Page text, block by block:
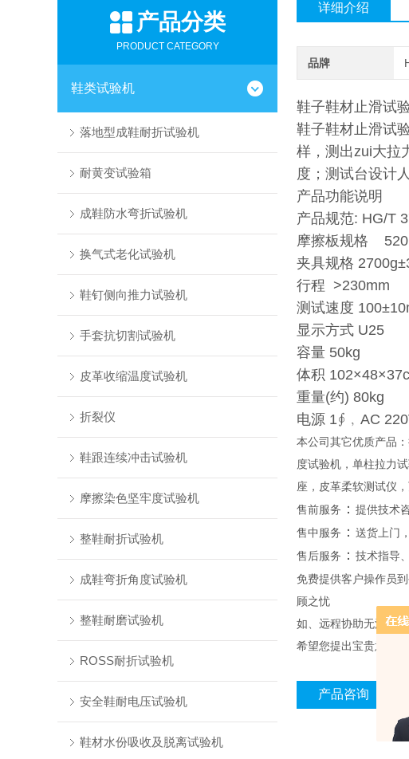
产品分类
PRODUCT CATEGORY
鞋类试验机
落地型成鞋耐折试验机
耐黄变试验箱
成鞋防水弯折试验机
换气式老化试验机
鞋钉侧向推力试验机
手套抗切割试验机
皮革收缩温度试验机
折裂仪
鞋跟连续冲击试验机
摩擦染色坚牢度试验机
整鞋耐折试验机
成鞋弯折角度试验机
整鞋耐磨试验机
ROSS耐折试验机
安全鞋耐电压试验机
鞋材水份吸收及脱离试验机
详细介绍
品牌
鞋子鞋材止滑试
鞋子鞋材止滑试
样，测出zui大拉
度；测试台设计
产品功能说明
产品规范: HG/T
摩擦板规格
夹具规格
行程 >230mm
测试速度
显示方式 U25
容量 50kg
体积
重量(约) 80kg
电源 1∮﹐AC
本公司其它优质产品
度试验机，单柱拉力
座，皮革柔软测试仪
售前服务 ： 提供技术
售中服务 ： 送货上门
售后服务 ： 技术指导
免费提供客户操作员
顾之忧
如、远程协助无法解
希望您提出宝贵意见
产品咨询